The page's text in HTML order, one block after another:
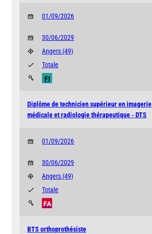
01/09/2026
30/06/2029
Angers (49)
FI
Totale
Diplôme de technicien supérieur en imagerie
médicale et radiologie thérapeutique - DTS
01/09/2026
30/06/2029
Angers (49)
FA
Totale
BTS orthoprothésiste